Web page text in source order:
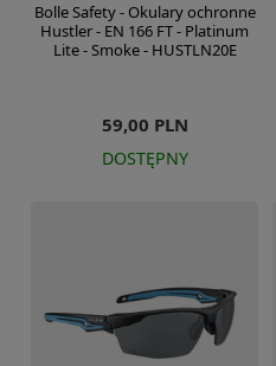
Bolle Safety - Okulary ochronne
Hustler - EN 166 FT - Platinum
Lite - Smoke - HUSTLN20E
59,00 PLN
DOSTĘPNY